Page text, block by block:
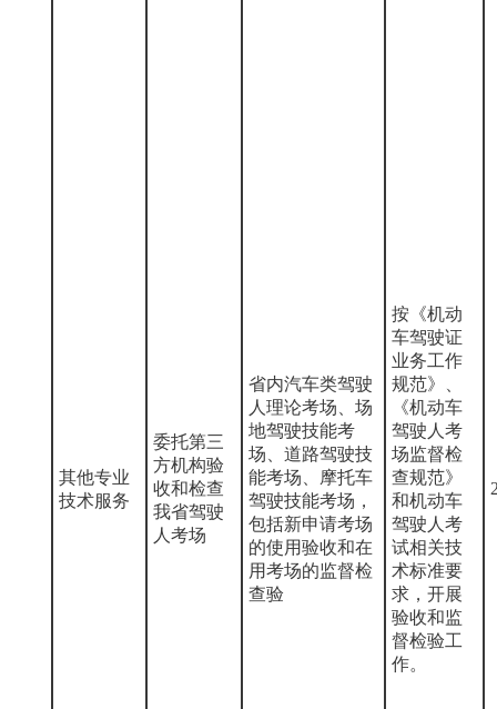
其他专业
技术服务
委托第三
方机构验
收和检查
我省驾驶
人考场
省内汽车类驾驶
人理论考场、场
地驾驶技能考
场、道路驾驶技
能考场、摩托车
驾驶技能考场，
包括新申请考场
的使用验收和在
用考场的监督检
查验
按《机动
车驾驶证
业务工作
规范》、
《机动车
驾驶人考
场监督检
查规范》
和机动车
驾驶人考
试相关技
术标准要
求，开展
验收和监
督检验工
作。